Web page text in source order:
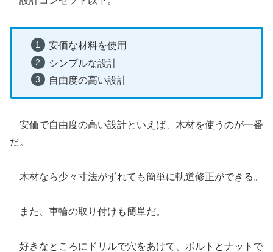
安価な材料を使用
シンプルな設計
自由度の高い設計
安価で自由度の高い設計といえば、木材を使うのが一番
だ。
木材なら少々寸法がずれても簡単に軌道修正ができる。
また、車輪の取り付けも簡単だ。
好きなところにドリルで穴をあけて、ボルトとナットで